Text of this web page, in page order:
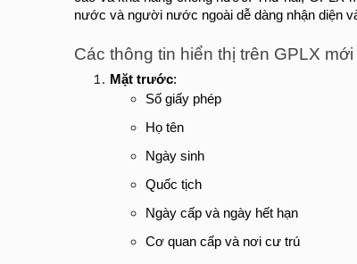
nước và người nước ngoài dễ dàng nhận diện
Các thông tin hiển thị trên GPLX mới
Mặt trước:
Số giấy phép
Họ tên
Ngày sinh
Quốc tịch
Ngày cấp và ngày hết hạn
Cơ quan cấp và nơi cư trú